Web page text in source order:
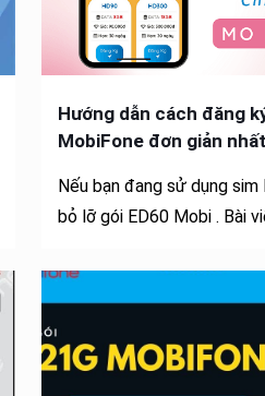
Hướng dẫn cách đăng
MobiFone đơn giản
Nếu bạn đang sử dụng sim
bỏ lỡ gói ED60 Mobi . Bài